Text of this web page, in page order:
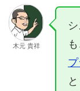
木元 貴祥
も
プ